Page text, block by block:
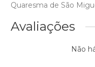
Quaresma de São
Avaliações
Não